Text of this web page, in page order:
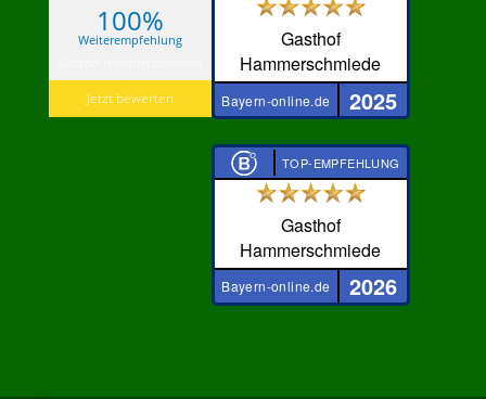
100%
Weiterempfehlung
Jetzt bewerten
Gasthof
Hammerschmiede
Bayern-online.de 2025
TOP-EMPFEHLUNG
Gasthof
Hammerschmiede
Bayern-online.de 2026